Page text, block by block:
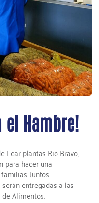
el Hambre!
Lear plantas Rio Bravo,
para hacer una
Juntos
entregadas a las
Alimentos.